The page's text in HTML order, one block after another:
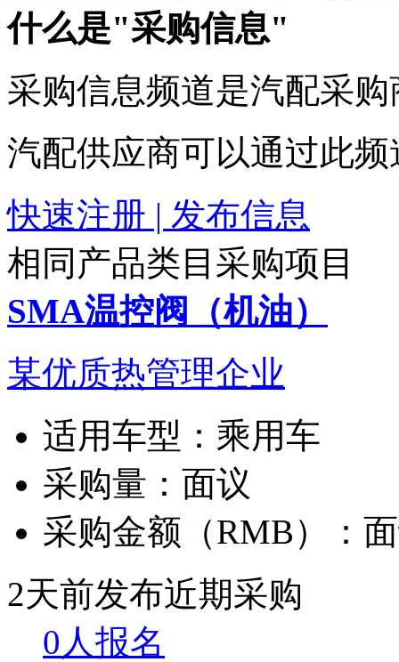
什么是"采购信息"
采购信息频道是汽配采
汽配供应商可以通过此
快速注册 | 发布信息
相同产品类目采购项目
SMA温控阀（机油）
某优质热管理企业
适用车型： 乘用车
采购量： 面议
采购金额（RMB）：
2天前发布近期采购
0人报名